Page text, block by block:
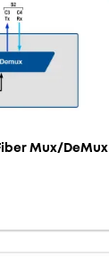
Mux/DeMux